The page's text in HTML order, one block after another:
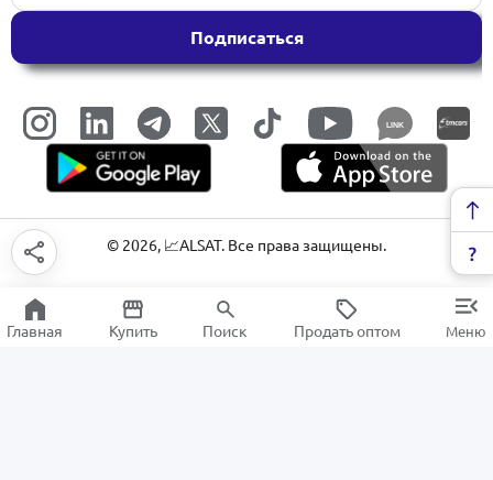
Подписаться
LINK
© 2026, 📈ALSAT. Все права защищены.
Главная Купить Поиск Продать оптом Меню